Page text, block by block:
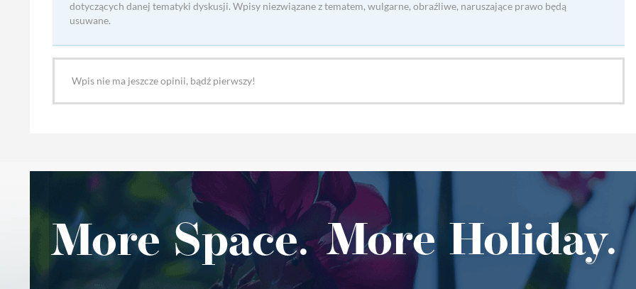
dotyczących danej tematyki dyskusji. Wpisy niezwiązane z tematem, wulgarne, obraźliwe, naruszające prawo będą
usuwane.
Wpis nie ma jeszcze opinii, bądź pierwszy!